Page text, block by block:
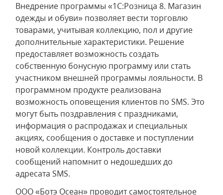
Внедрение программы «1С:Розница 8. Магазин
одежды и обуви» позволяет вести торговлю
товарами, учитывая коллекцию, пол и другие
дополнительные характеристики. Решение
предоставляет возможность создать
собственную бонусную программу или стать
участником внешней программы лояльности. В
программном продукте реализована
возможность оповещения клиентов по SMS. Это
могут быть поздравления с праздниками,
информация о распродажах и специальных
акциях, сообщения о доставке и поступлении
новой коллекции. Контроль доставки
сообщений напомнит о недошедших до
адресата SMS.
ООО «Ботэ Осеан» проводит самостоятельное